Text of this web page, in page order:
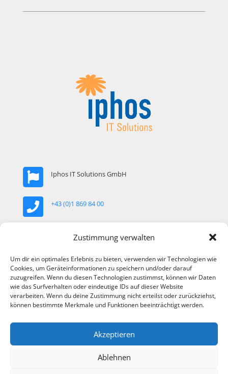
Zustimmung verwalten
Um dir ein optimales Erlebnis zu bieten, verwenden wir Technologien wie
Cookies, um Geräteinformationen zu speichern und/oder darauf
zuzugreifen. Wenn du diesen Technologien zustimmst, können wir Daten
wie das Surfverhalten oder eindeutige IDs auf dieser Website
verarbeiten. Wenn du deine Zustimmung nicht erteilst oder zurückziehst,
können bestimmte Merkmale und Funktionen beeinträchtigt werden.
Akzeptieren
Ablehnen
Iphos IT Solutions GmbH
+43 (0)1 869 84 00
office@iphos.com
Khekgasse 35, 1230 Wien, Österreich